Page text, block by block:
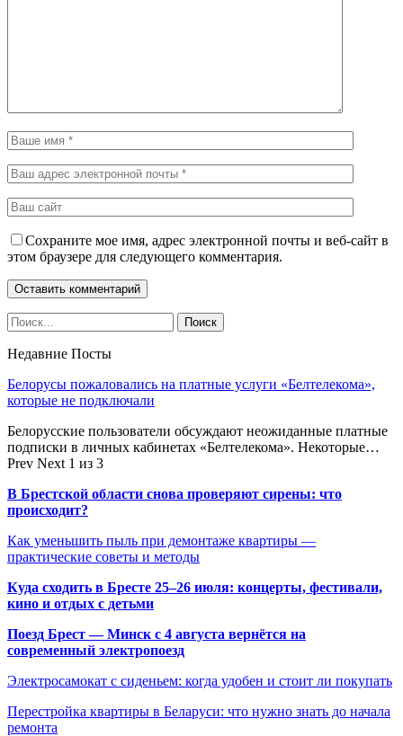
Сохраните мое имя, адрес электронной почты и веб-сайт в
этом браузере для следующего комментария.
Недавние Посты
Белорусы пожаловались на платные услуги «Белтелекома»,
которые не подключали
Белорусские пользователи обсуждают неожиданные платные
подписки в личных кабинетах «Белтелекома». Некоторые…
Prev Next 1 из 3
В Брестской области снова проверяют сирены: что
происходит?
Как уменьшить пыль при демонтаже квартиры —
практические советы и методы
Куда сходить в Бресте 25–26 июля: концерты, фестивали,
кино и отдых с детьми
Поезд Брест — Минск с 4 августа вернётся на
современный электропоезд
Электросамокат с сиденьем: когда удобен и стоит ли покупать
Перестройка квартиры в Беларуси: что нужно знать до начала
ремонта